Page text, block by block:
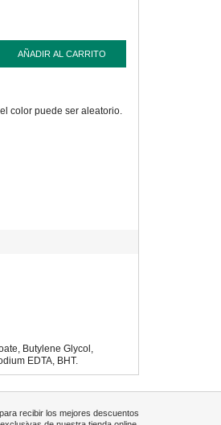
AÑADIR AL CARRITO
color puede ser aleatorio.
Butylene Glycol,
EDTA, BHT.
recibir los mejores descuentos